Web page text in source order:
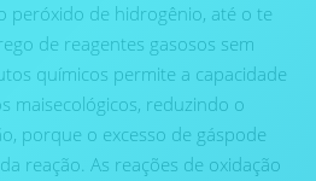
peróxido de hidrogênio, até o te
de reagentes gasosos sem
químicos permite a capacidade
maisecológicos, reduzindo o
porque o excesso de gáspode
reação. As reações de oxidação